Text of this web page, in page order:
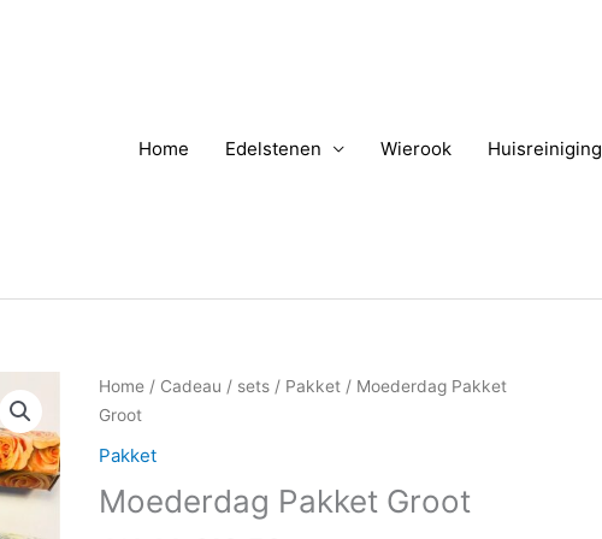
Home Edelstenen Wierook Huisreiniging
Home/ Cadeau / sets/ Pakket / Moederdag Pakket
Groot
Pakket
Moederdag Pakket Groot
Oorspronkelijke
Huidige